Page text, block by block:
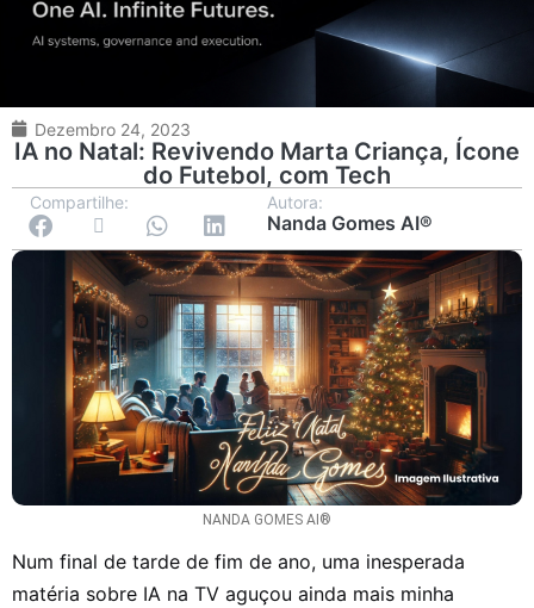
Dezembro 24, 2023
IA no Natal: Revivendo Marta Criança, Ícone
do Futebol, com Tech
Compartilhe: Autora:
Nanda Gomes AI®
NANDA GOMES AI®
Num final de tarde de fim de ano, uma inesperada
matéria sobre IA na TV aguçou ainda mais minha